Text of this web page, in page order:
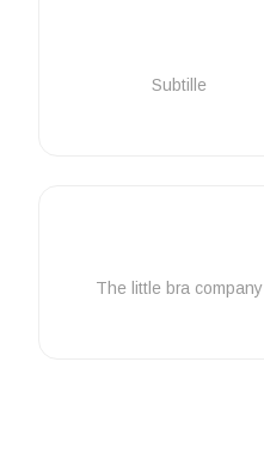
Subtille
The little bra company